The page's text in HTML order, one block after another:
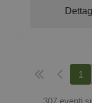
1
307 eventi